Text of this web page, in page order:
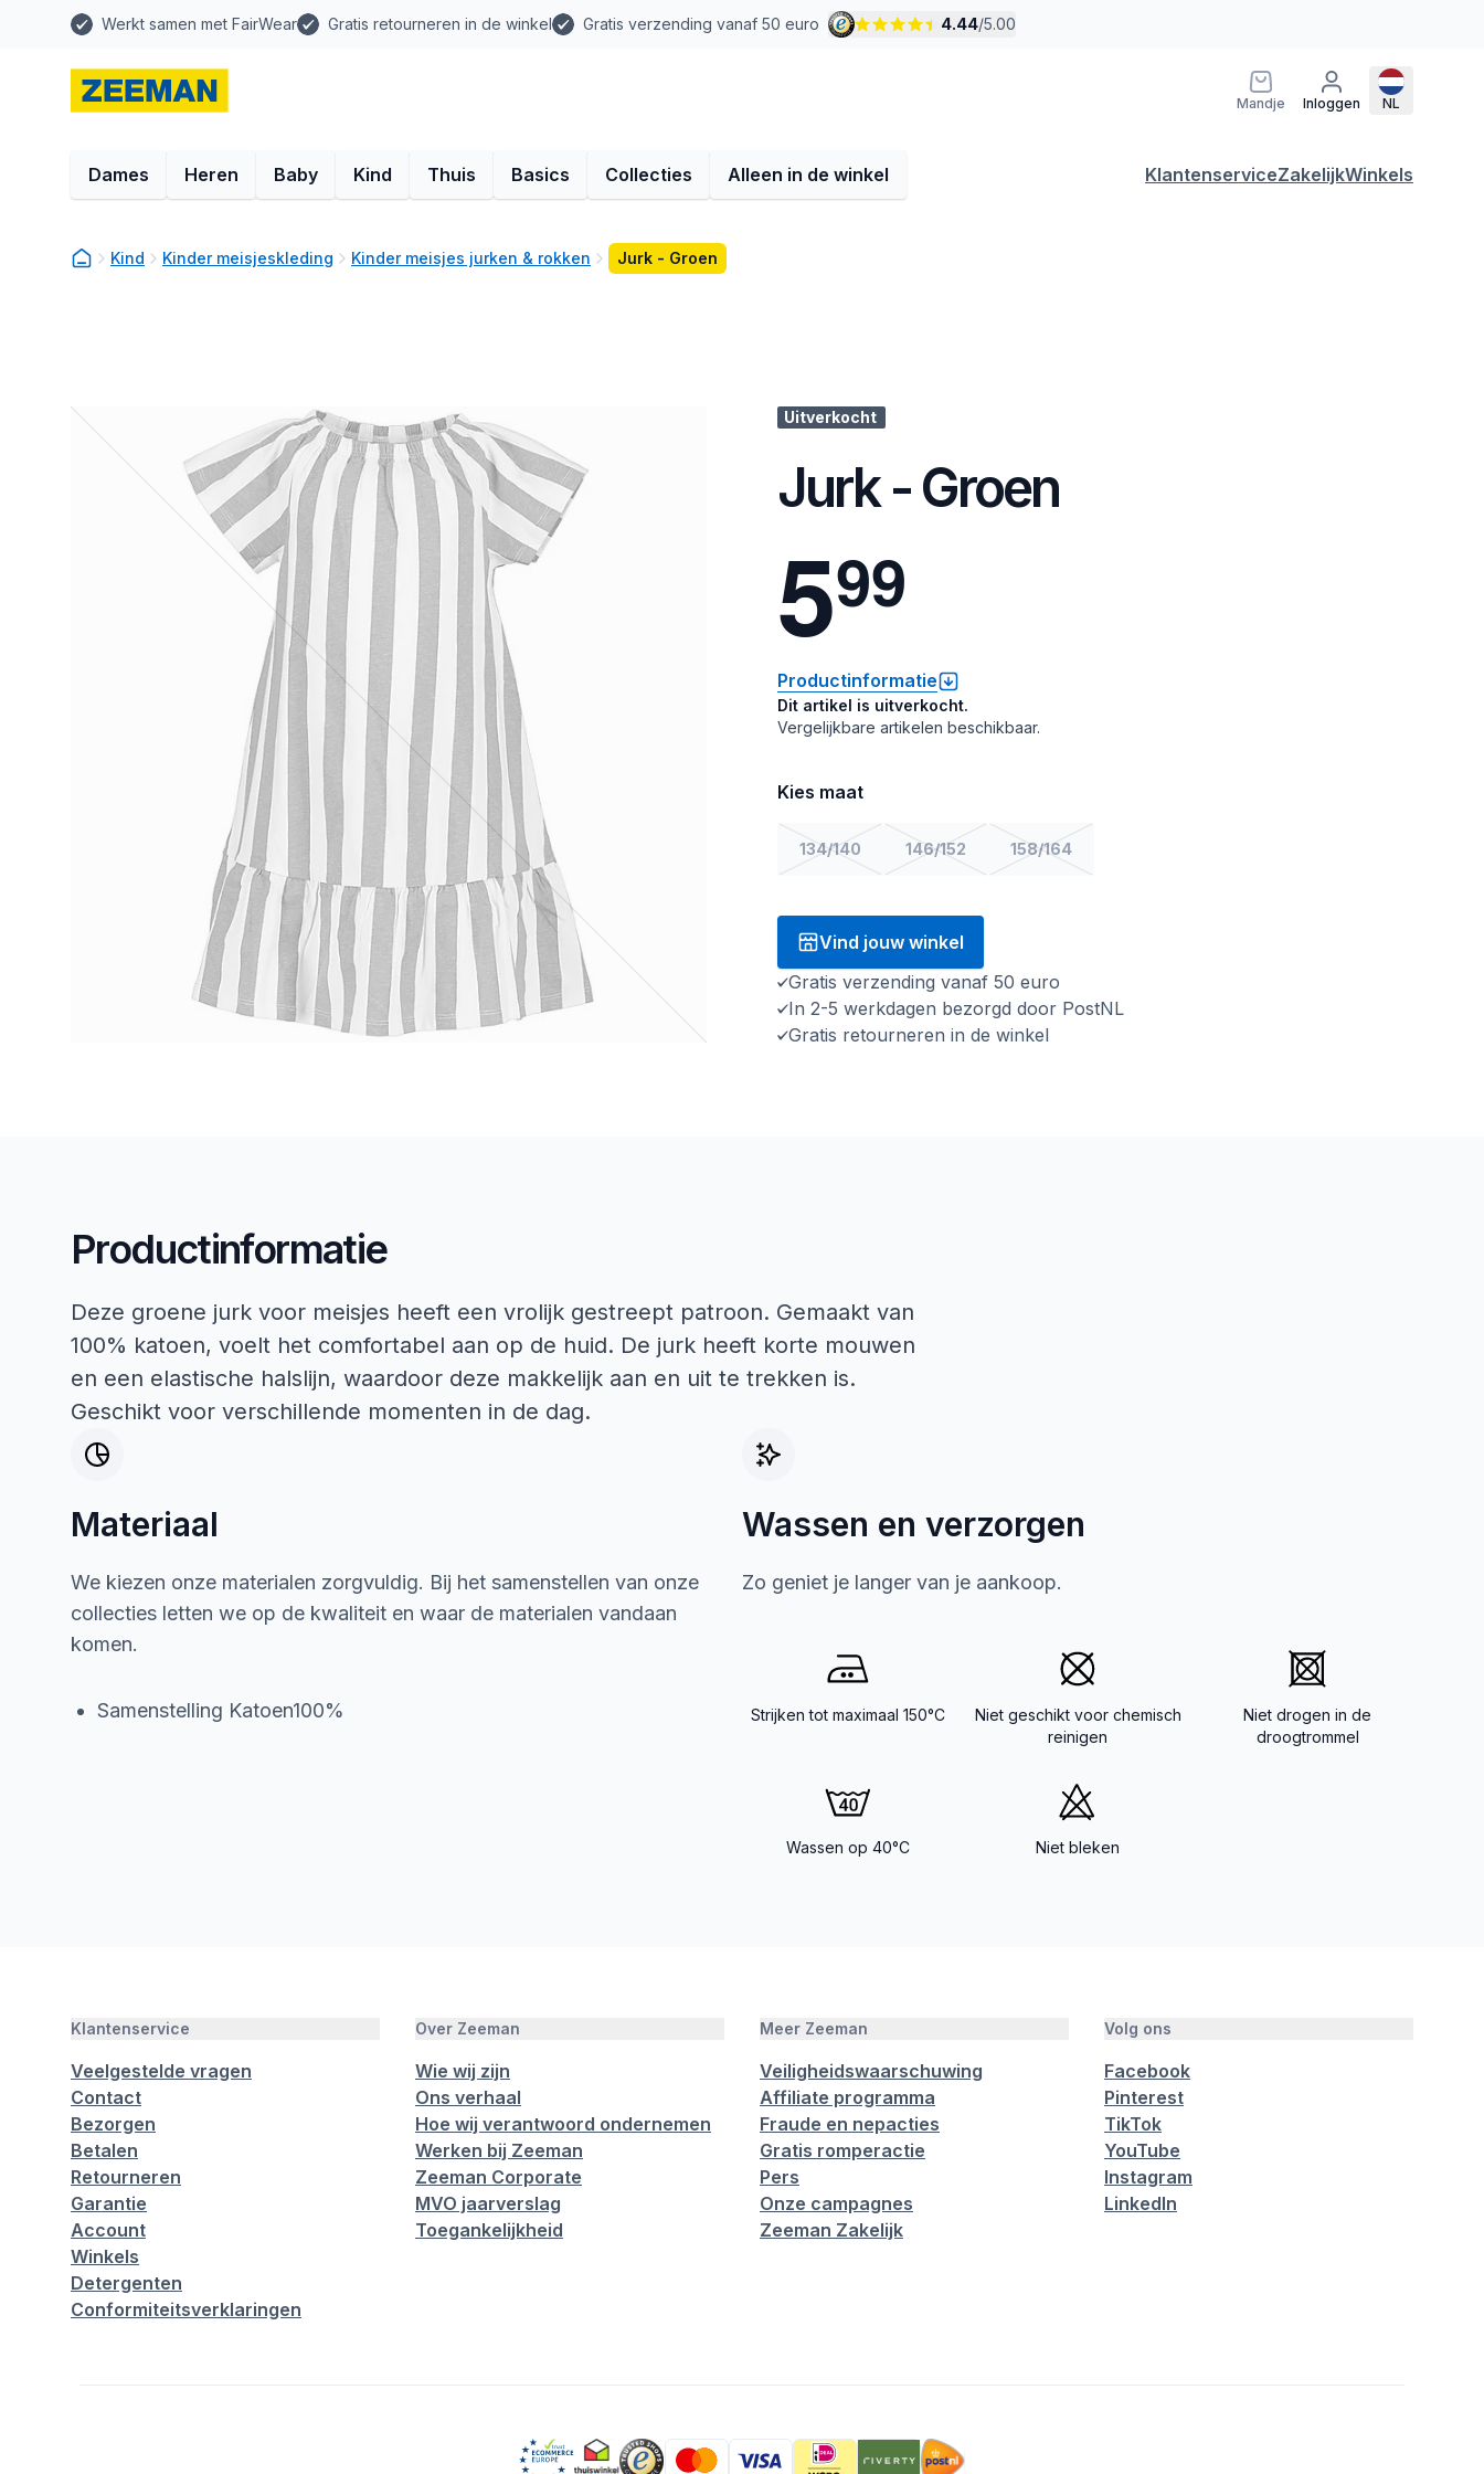
Werkt samen met FairWear Gratis retourneren in de winkel Gratis verzending vanaf 50 euro 4.44/5.00
Mandje Inloggen NL
Dames Heren Baby Kind Thuis Basics Collecties Alleen in de winkel KlantenserviceZakelijkWinkels
Kind Kinder meisjeskleding Kinder meisjes jurken & rokken Jurk - Groen
Uitverkocht
Jurk - Groen
599
Productinformatie
Dit artikel is uitverkocht.
Vergelijkbare artikelen beschikbaar.
Kies maat
134/140 146/152 158/164
Vind jouw winkel
Gratis verzending vanaf 50 euro
In 2-5 werkdagen bezorgd door PostNL
Gratis retourneren in de winkel
Productinformatie
Deze groene jurk voor meisjes heeft een vrolijk gestreept patroon. Gemaakt van
100% katoen, voelt het comfortabel aan op de huid. De jurk heeft korte mouwen
en een elastische halslijn, waardoor deze makkelijk aan en uit te trekken is.
Geschikt voor verschillende momenten in de dag.
Materiaal
We kiezen onze materialen zorgvuldig. Bij het samenstellen van onze
collecties letten we op de kwaliteit en waar de materialen vandaan
komen.
Samenstelling Katoen100%
Wassen en verzorgen
Zo geniet je langer van je aankoop.
Strijken tot maximaal 150°C
Niet geschikt voor chemisch
reinigen
Niet drogen in de
droogtrommel
Wassen op 40°C Niet bleken
Klantenservice
Veelgestelde vragen
Contact
Bezorgen
Betalen
Retourneren
Garantie
Account
Winkels
Detergenten
Conformiteitsverklaringen
Over Zeeman
Wie wij zijn
Ons verhaal
Hoe wij verantwoord ondernemen
Werken bij Zeeman
Zeeman Corporate
MVO jaarverslag
Toegankelijkheid
Meer Zeeman
Veiligheidswaarschuwing
Affiliate programma
Fraude en nepacties
Gratis romperactie
Pers
Onze campagnes
Zeeman Zakelijk
Volg ons
Facebook
Pinterest
TikTok
YouTube
Instagram
LinkedIn